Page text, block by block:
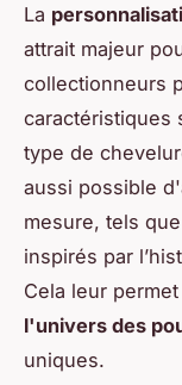
La
attrait majeur
collectionneurs
caractéristiques
type de
aussi possible
mesure, tels
inspirés par
Cela leur
l'univers des
uniques.